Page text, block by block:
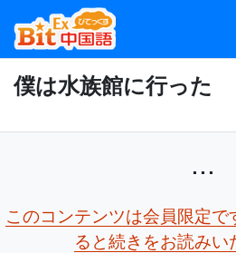
僕は水族館に行った
...
このコンテンツは会員限定
ると続きをお読みい